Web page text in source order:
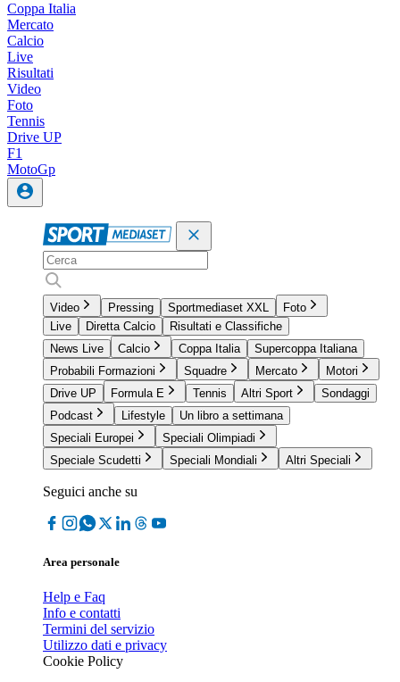
Coppa Italia
Mercato
Calcio
Live
Risultati
Video
Foto
Tennis
Drive UP
F1
MotoGp
Video Pressing Sportmediaset XXL
Foto
Live
Diretta Calcio
Risultati e Classifiche
News Live
Calcio Coppa Italia
Supercoppa Italiana
Probabili Formazioni
Squadre Mercato
Motori
Drive UP
Formula E Tennis Altri Sport
Sondaggi
Podcast
Lifestyle
Un libro a settimana
Speciali Europei
Speciali Olimpiadi
Speciale Scudetti
Speciali Mondiali Altri Speciali
Seguici anche su
Area personale
Help e Faq
Info e contatti
Termini del servizio
Utilizzo dati e privacy
Cookie Policy